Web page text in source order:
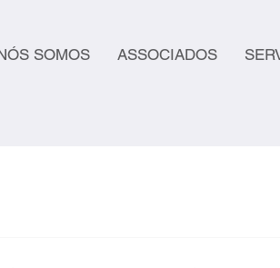
SOMOS ASSOCIADOS